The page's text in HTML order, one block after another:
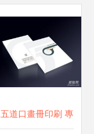
五道口畫冊印刷 專